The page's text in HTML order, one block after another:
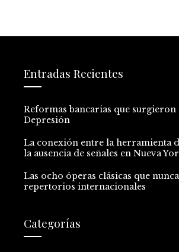
Entradas Recientes
Reformas bancarias que surgieron
Depresión
La conexión entre la herramienta
la ausencia de señales en Nueva
Las ocho óperas clásicas que
repertorios internacionales
Categorías